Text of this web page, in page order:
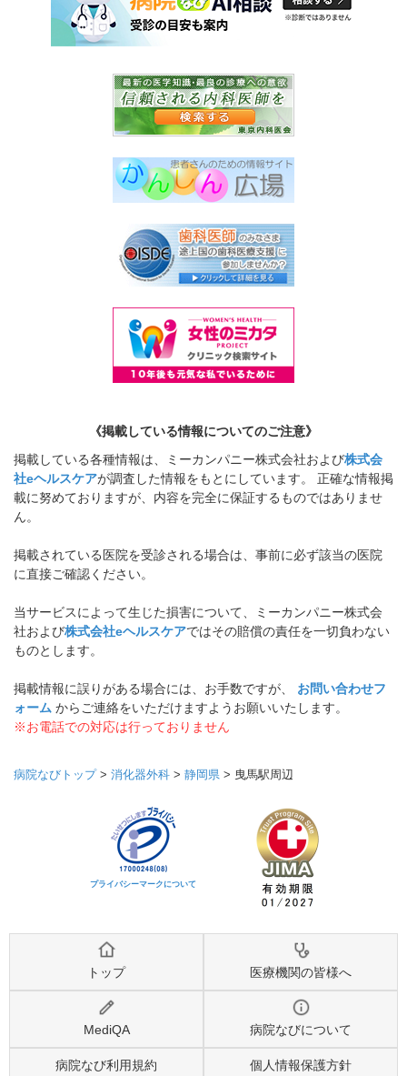
《掲載している情報についてのご注意》
掲載している各種情報は、ミーカンパニー株式会社および株式会
社eヘルスケアが調査した情報をもとにしています。 正確な情報掲
載に努めておりますが、内容を完全に保証するものではありませ
ん。
掲載されている医院を受診される場合は、事前に必ず該当の医院
に直接ご確認ください。
当サービスによって生じた損害について、ミーカンパニー株式会
社および株式会社eヘルスケアではその賠償の責任を一切負わない
ものとします。
掲載情報に誤りがある場合には、お手数ですが、 お問い合わせフ
ォーム からご連絡をいただけますようお願いいたします。
※お電話での対応は行っておりません
病院なびトップ> 消化器外科 > 静岡県 > 曳馬駅周辺
プライバシーマークについて
トップ 医療機関の皆様へ
MediQA 病院なびについて
病院なび利用規約 個人情報保護方針